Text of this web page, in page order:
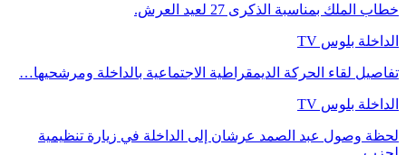
خطاب الملك بمناسبة الذكرى 27 لعيد العرش.
الداخلة بلوس TV
تفاصيل لقاء الحركة الديمقراطية الاجتماعية بالداخلة ومرشحيها…
الداخلة بلوس TV
لحظة وصول عبد الصمد عرشان إلى الداخلة في زيارة تنظيمية